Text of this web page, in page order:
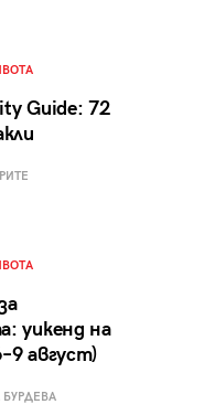
Guide: 72
уикенд на
август)